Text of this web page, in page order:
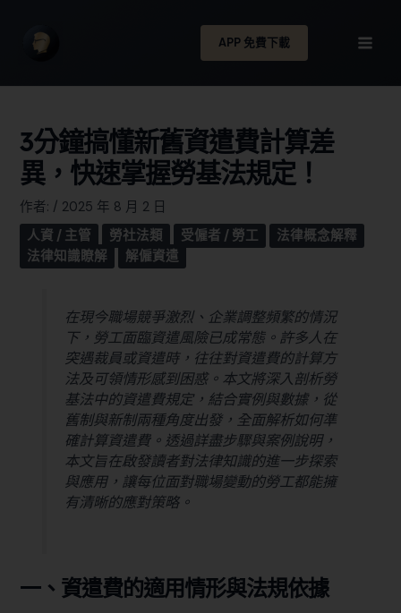
APP 免費下載
3分鐘搞懂新舊資遣費計算差
異，快速掌握勞基法規定！
作者: / 2025 年 8 月 2 日
人資 / 主管
勞社法類 受僱者 / 勞工
法律概念解釋
法律知識瞭解
解僱資遣
在現今職場競爭激烈、企業調整頻繁的情況
下，勞工面臨資遣風險已成常態。許多人在
突遇裁員或資遣時，往往對資遣費的計算方
法及可領情形感到困惑。本文將深入剖析勞
基法中的資遣費規定，結合實例與數據，從
舊制與新制兩種角度出發，全面解析如何準
確計算資遣費。透過詳盡步驟與案例說明，
本文旨在啟發讀者對法律知識的進一步探索
與應用，讓每位面對職場變動的勞工都能擁
有清晰的應對策略。
一、資遣費的適用情形與法規依據